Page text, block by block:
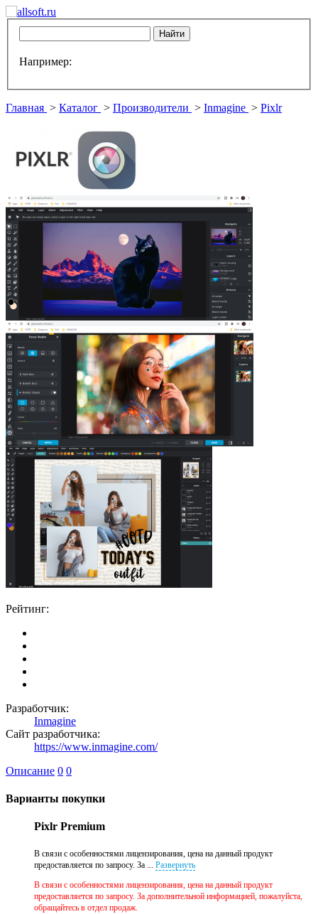
Например:
Главная > Каталог > Производители > Inmagine > Pixlr
Рейтинг:
Разработчик:
Inmagine
Сайт разработчика:
https://www.inmagine.com/
Описание 0 0
Варианты покупки
Pixlr Premium
В связи с особенностями лицензирования, цена на данный продукт
предоставляется по запросу. За ... Развернуть
В связи с особенностями лицензирования, цена на данный продукт
предоставляется по запросу. За дополнительной информацией, пожалуйста,
обращайтесь в отдел продаж.